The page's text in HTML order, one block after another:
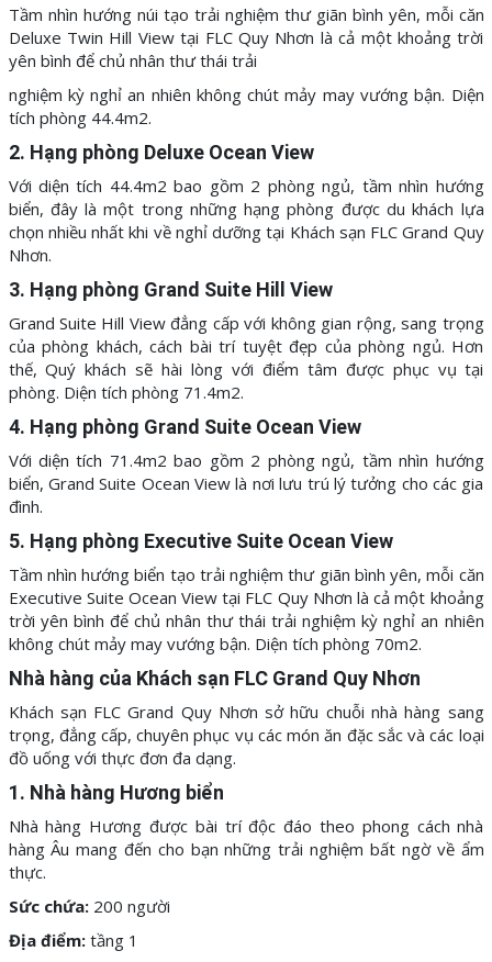
Tầm nhìn hướng núi tạo trải nghiệm thư giãn bình yên, mỗi căn
Deluxe Twin Hill View tại FLC Quy Nhơn là cả một khoảng trời
yên bình để chủ nhân thư thái trải
nghiệm kỳ nghỉ an nhiên không chút mảy may vướng bận. Diện
tích phòng 44.4m2.
2. Hạng phòng Deluxe Ocean View
Với diện tích 44.4m2 bao gồm 2 phòng ngủ, tầm nhìn hướng
biển, đây là một trong những hạng phòng được du khách lựa
chọn nhiều nhất khi về nghỉ dưỡng tại Khách sạn FLC Grand Quy
Nhơn.
3. Hạng phòng Grand Suite Hill View
Grand Suite Hill View đẳng cấp với không gian rộng, sang trọng
của phòng khách, cách bài trí tuyệt đẹp của phòng ngủ. Hơn
thế, Quý khách sẽ hài lòng với điểm tâm được phục vụ tại
phòng. Diện tích phòng 71.4m2.
4. Hạng phòng Grand Suite Ocean View
Với diện tích 71.4m2 bao gồm 2 phòng ngủ, tầm nhìn hướng
biển, Grand Suite Ocean View là nơi lưu trú lý tưởng cho các gia
đình.
5. Hạng phòng Executive Suite Ocean View
Tầm nhìn hướng biển tạo trải nghiệm thư giãn bình yên, mỗi căn
Executive Suite Ocean View tại FLC Quy Nhơn là cả một khoảng
trời yên bình để chủ nhân thư thái trải nghiệm kỳ nghỉ an nhiên
không chút mảy may vướng bận. Diện tích phòng 70m2.
Nhà hàng của Khách sạn FLC Grand Quy Nhơn
Khách sạn FLC Grand Quy Nhơn sở hữu chuỗi nhà hàng sang
trọng, đẳng cấp, chuyên phục vụ các món ăn đặc sắc và các loại
đồ uống với thực đơn đa dạng.
1. Nhà hàng Hương biển
Nhà hàng Hương được bài trí độc đáo theo phong cách nhà
hàng Âu mang đến cho bạn những trải nghiệm bất ngờ về ẩm
thực.
Sức chứa: 200 người
Địa điểm: tầng 1